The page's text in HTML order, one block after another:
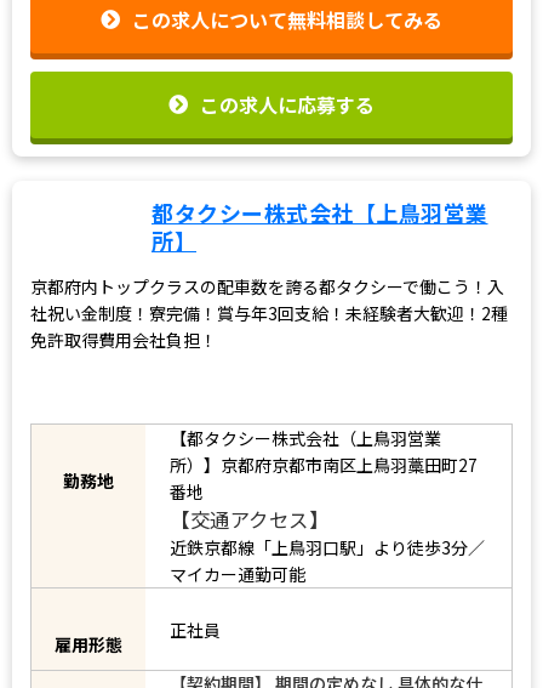
この求人について無料相談してみる
この求人に応募する
都タクシー株式会社【上鳥羽営業
所】
京都府内トップクラスの配車数を誇る都タクシーで働こう！入
社祝い金制度！寮完備！賞与年3回支給！未経験者大歓迎！2種
【都タクシー株式会社（上鳥羽営業
所）】京都府京都市南区上鳥羽藁田町27
番地
【交通アクセス】
近鉄京都線「上鳥羽口駅」より徒歩3分／
マイカー通勤可能
正社員